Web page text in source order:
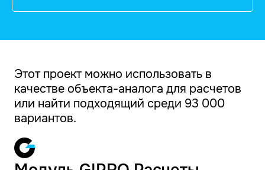
Этот проект можно использовать в
качестве объекта-аналога для расчетов
или найти подходящий среди 93 000
вариантов.